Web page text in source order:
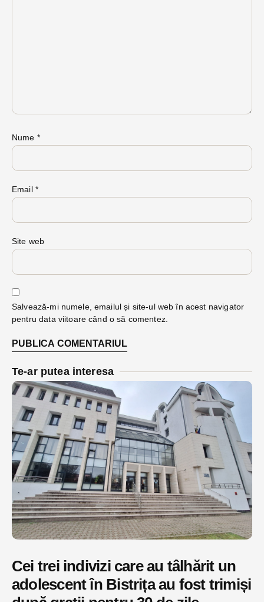
Nume *
Email *
Site web
Salvează-mi numele, emailul și site-ul web în acest navigator
pentru data viitoare când o să comentez.
Te-ar putea interesa
Cei trei indivizi care au tâlhărit un
adolescent în Bistrița au fost trimiși